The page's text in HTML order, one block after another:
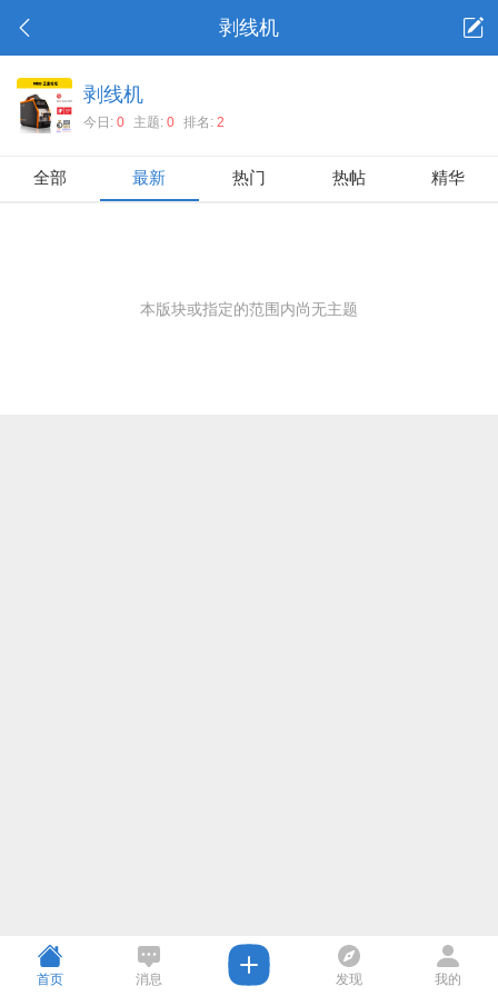
剥线机
剥线机
今日: 0 主题: 0 排名: 2
全部 最新 热门 热帖 精华
本版块或指定的范围内尚无主题
首页 消息 发现 我的